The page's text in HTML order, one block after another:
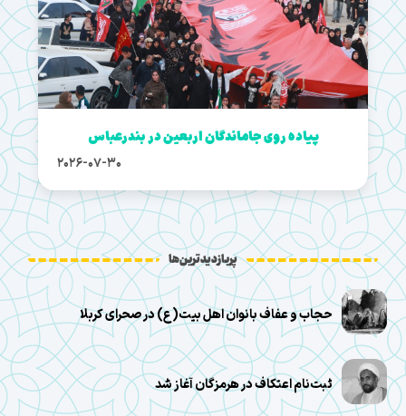
پیاده روی جاماندگان اربعین در بندرعباس
2026-07-30
پربازدیدترین‌ها
حجاب و عفاف بانوان اهل بیت(ع) در صحرای کربلا
ثبت‌نام اعتکاف در هرمزگان آغاز شد